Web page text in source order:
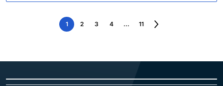
1 2 3 4 ... 11
Nasledujúca